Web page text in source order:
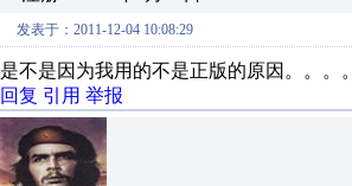
发表于：2011-12-04 10:08:29
是不是因为我用的不是正版的原因。。。。
回复 引用 举报